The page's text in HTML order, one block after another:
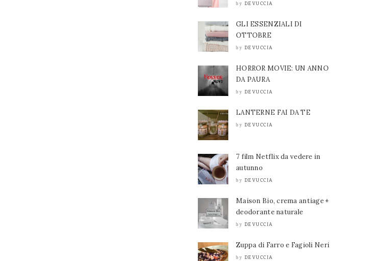
by DEVUCCIA
GLI ESSENZIALI DI
OTTOBRE
by DEVUCCIA
HORROR MOVIE: UN ANNO
DA PAURA
by DEVUCCIA
LANTERNE FAI DA TE
by DEVUCCIA
7 film Netflix da vedere in
autunno
by DEVUCCIA
Maison Bio, crema antiage +
deodorante naturale
by DEVUCCIA
Zuppa di Farro e Fagioli Neri
by DEVUCCIA